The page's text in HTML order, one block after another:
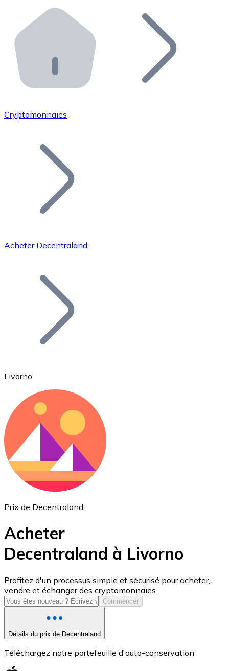
Distributeurs automatiques Bitnovo
Intégrez un ATM Bitnovo dans votre entreprise et
API Bitnovo
Intégrez notre API dans votre écosystème.
Rejoignez notre réseau de distributeurs et
Ajoutez le token de votre projet à notre service
Bitcoin
Ethereum
USD Coin
USDC
Cryptomonnaies
Acheter Decentraland
Livorno
Prix de Decentraland
Acheter
Decentraland à Livorno
Profitez d'un processus simple et sécurisé pour acheter,
vendre et échanger des cryptomonnaies.
Commencer
Détails du prix de Decentraland
Téléchargez notre portefeuille d'auto-conservation